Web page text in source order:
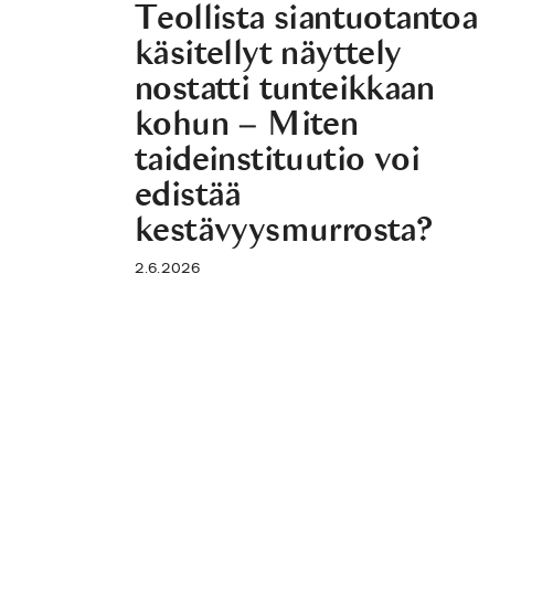
Teollista siantuotantoa
käsitellyt näyttely
nostatti tunteikkaan
kohun – Miten
taideinstituutio voi
edistää
kestävyysmurrosta?
2.6.2026